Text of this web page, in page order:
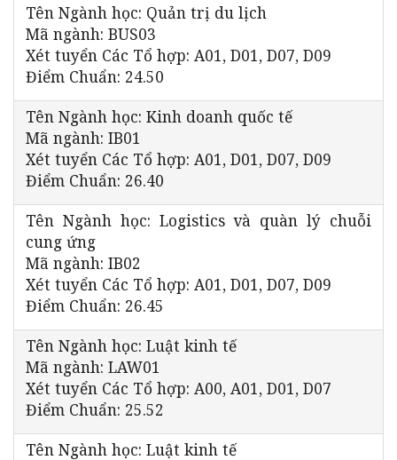
Tên Ngành học: Quản trị du lịch
Mã ngành: BUS03
Xét tuyển Các Tổ hợp: A01, D01, D07, D09
Điểm Chuẩn: 24.50
Tên Ngành học: Kinh doanh quốc tế
Mã ngành: IB01
Xét tuyển Các Tổ hợp: A01, D01, D07, D09
Điểm Chuẩn: 26.40
Tên Ngành học: Logistics và quàn lý chuỗi
cung ứng
Mã ngành: IB02
Xét tuyển Các Tổ hợp: A01, D01, D07, D09
Điểm Chuẩn: 26.45
Tên Ngành học: Luật kinh tế
Mã ngành: LAW01
Xét tuyển Các Tổ hợp: A00, A01, D01, D07
Điểm Chuẩn: 25.52
Tên Ngành học: Luật kinh tế